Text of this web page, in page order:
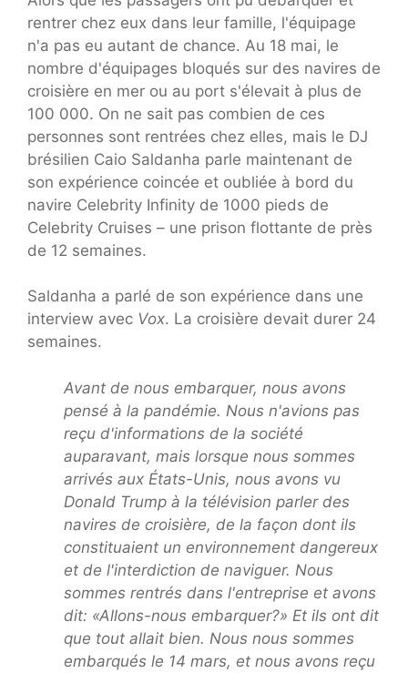
rentrer chez eux dans leur famille, l'équipage
n'a pas eu autant de chance. Au 18 mai, le
nombre d'équipages bloqués sur des navires de
croisière en mer ou au port s'élevait à plus de
100 000. On ne sait pas combien de ces
personnes sont rentrées chez elles, mais le DJ
brésilien Caio Saldanha parle maintenant de
son expérience coincée et oubliée à bord du
navire Celebrity Infinity de 1000 pieds de
Celebrity Cruises – une prison flottante de près
de 12 semaines.
Saldanha a parlé de son expérience dans une
interview avec Vox. La croisière devait durer 24
semaines.
Avant de nous embarquer, nous avons
pensé à la pandémie. Nous n'avions pas
reçu d'informations de la société
auparavant, mais lorsque nous sommes
arrivés aux États-Unis, nous avons vu
Donald Trump à la télévision parler des
navires de croisière, de la façon dont ils
constituaient un environnement dangereux
et de l'interdiction de naviguer. Nous
sommes rentrés dans l'entreprise et avons
dit: «Allons-nous embarquer?» Et ils ont dit
que tout allait bien. Nous nous sommes
embarqués le 14 mars, et nous avons reçu